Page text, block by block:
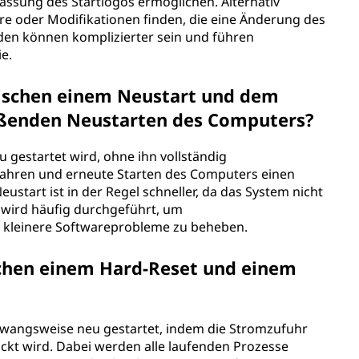
oder Modifikationen finden, die eine Änderung des
können komplizierter sein und führen
einem Neustart und dem
Neustarten des Computers?
gestartet wird, ohne ihn vollständig
und erneute Starten des Computers einen
ist in der Regel schneller, da das System nicht
häufig durchgeführt, um
Softwareprobleme zu beheben.
einem Hard-Reset und einem
neu gestartet, indem die Stromzufuhr
wird. Dabei werden alle laufenden Prozesse